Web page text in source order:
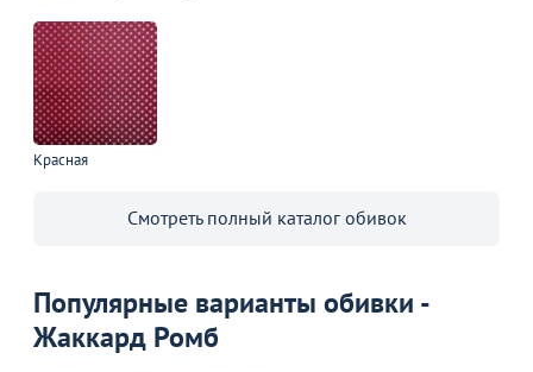
Красная
Смотреть полный каталог обивок
Популярные варианты обивки -
Жаккард Ромб